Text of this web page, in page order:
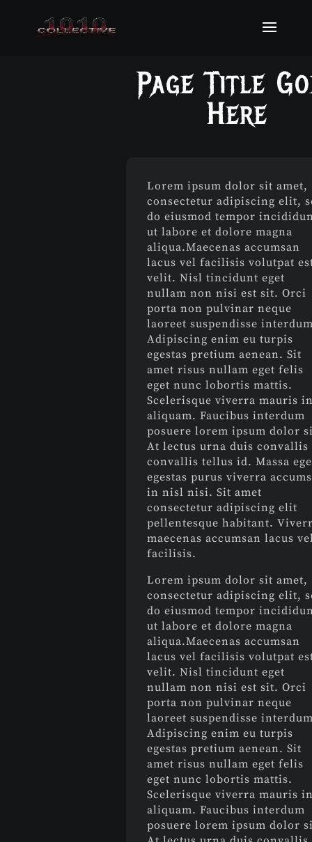
Page Title
Here
Lorem ipsum dolor sit amet,
consectetur adipiscing elit,
do eiusmod tempor
ut labore et dolore magna
aliqua.Maecenas accumsan
lacus vel facilisis volutpat
velit. Nisl tincidunt eget
nullam non nisi est sit. Orci
porta non pulvinar neque
laoreet suspendisse
Adipiscing enim eu turpis
egestas pretium aenean. Sit
amet risus nullam eget felis
eget nunc lobortis mattis.
Scelerisque viverra mauris
aliquam. Faucibus interdum
posuere lorem ipsum dolor
At lectus urna duis convallis
convallis tellus id. Massa
egestas purus viverra
in nisl nisi. Sit amet
consectetur adipiscing elit
pellentesque habitant.
maecenas accumsan lacus
facilisis.
Lorem ipsum dolor sit amet,
consectetur adipiscing elit,
do eiusmod tempor
ut labore et dolore magna
aliqua.Maecenas accumsan
lacus vel facilisis volutpat
velit. Nisl tincidunt eget
nullam non nisi est sit. Orci
porta non pulvinar neque
laoreet suspendisse
Adipiscing enim eu turpis
egestas pretium aenean. Sit
amet risus nullam eget felis
eget nunc lobortis mattis.
Scelerisque viverra mauris
aliquam. Faucibus interdum
posuere lorem ipsum dolor